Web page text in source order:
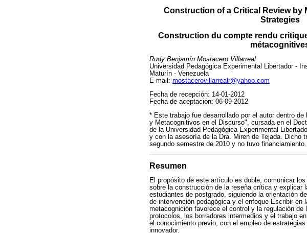
Construction of a Critical Review by
Strategies
Construction du compte rendu
Rudy Benjamín Mostacero Villarreal
Universidad Pedagógica Experimental Libertador -
Maturín - Venezuela
E-mail: mostacerovillarrealr@yahoo.com
Fecha de recepción: 14-01-2012
Fecha de aceptación: 06-09-2012
* Este trabajo fue desarrollado por el autor dentro
y Metacognitivos en el Discurso", cursada en el
de la Universidad Pedagógica Experimental
y con la asesoría de la Dra. Miren de Tejada. Dicho
segundo semestre de 2010 y no tuvo financiamiento.
Resumen
El propósito de este artículo es doble, comunicar
sobre la construcción de la reseña crítica y
estudiantes de postgrado, siguiendo la orientación
de intervención pedagógica y el enfoque Escribir
metacognición favorece el control y la regulación
protocolos, los borradores intermedios y el trabajo
el conocimiento previo, con el empleo de
innovador.